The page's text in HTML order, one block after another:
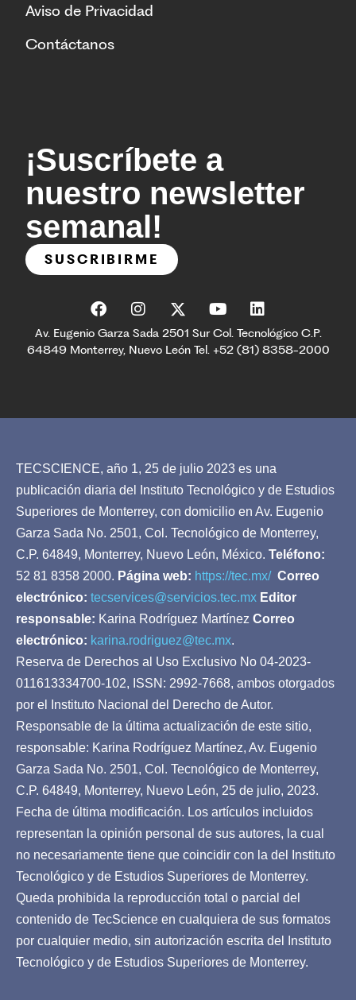
Aviso de Privacidad
Contáctanos
¡Suscríbete a
nuestro newsletter
semanal!
SUSCRIBIRME
Av. Eugenio Garza Sada 2501 Sur Col. Tecnológico C.P.
64849 Monterrey, Nuevo León Tel. +52 (81) 8358-2000
TECSCIENCE, año 1, 25 de julio 2023 es una
publicación diaria del Instituto Tecnológico y de Estudios
Superiores de Monterrey, con domicilio en Av. Eugenio
Garza Sada No. 2501, Col. Tecnológico de Monterrey,
C.P. 64849, Monterrey, Nuevo León, México. Teléfono:
52 81 8358 2000. Página web: https://tec.mx/ Correo
electrónico: tecservices@servicios.tec.mx Editor
responsable: Karina Rodríguez Martínez Correo
electrónico: karina.rodriguez@tec.mx.
Reserva de Derechos al Uso Exclusivo No 04-2023-
011613334700-102, ISSN: 2992-7668, ambos otorgados
por el Instituto Nacional del Derecho de Autor.
Responsable de la última actualización de este sitio,
responsable: Karina Rodríguez Martínez, Av. Eugenio
Garza Sada No. 2501, Col. Tecnológico de Monterrey,
C.P. 64849, Monterrey, Nuevo León, 25 de julio, 2023.
Fecha de última modificación. Los artículos incluidos
representan la opinión personal de sus autores, la cual
no necesariamente tiene que coincidir con la del Instituto
Tecnológico y de Estudios Superiores de Monterrey.
Queda prohibida la reproducción total o parcial del
contenido de TecScience en cualquiera de sus formatos
por cualquier medio, sin autorización escrita del Instituto
Tecnológico y de Estudios Superiores de Monterrey.